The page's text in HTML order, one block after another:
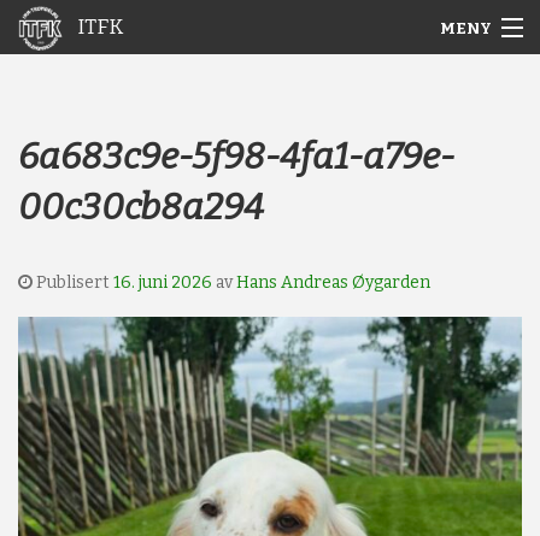
ITFK MENY
Nyheter
Aktuelt
Om ITFK
Galleri
6a683c9e-5f98-4fa1-a79e-
00c30cb8a294
Publisert 16. juni 2026 avHans Andreas Øygarden